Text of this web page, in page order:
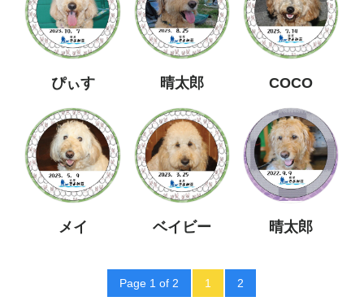
ぴぃす 晴太郎 COCO
メイ ベイビー 晴太郎
Page 1 of 2 1 2